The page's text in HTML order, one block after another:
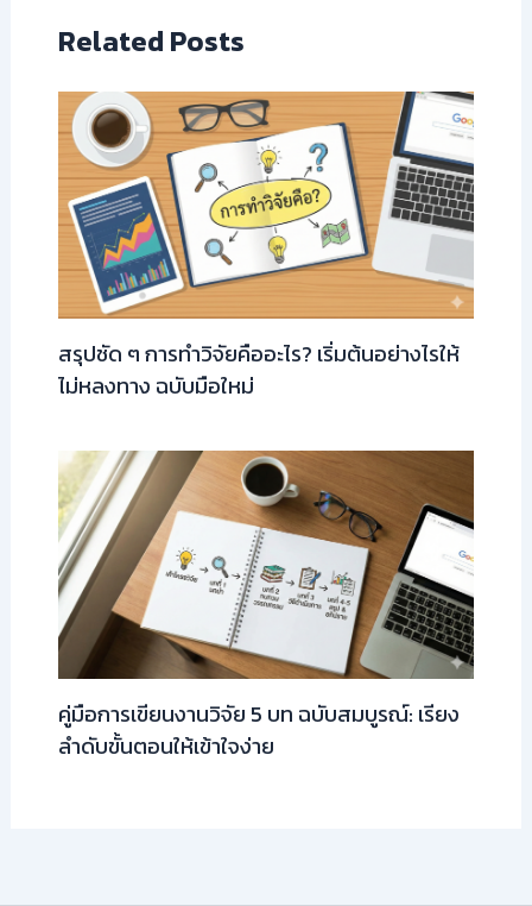
Related Posts
สรุปชัด ๆ การทำวิจัยคืออะไร? เริ่มต้นอย่างไรให้
ไม่หลงทาง ฉบับมือใหม่
คู่มือการเขียนงานวิจัย 5 บท ฉบับสมบูรณ์: เรียง
ลำดับขั้นตอนให้เข้าใจง่าย